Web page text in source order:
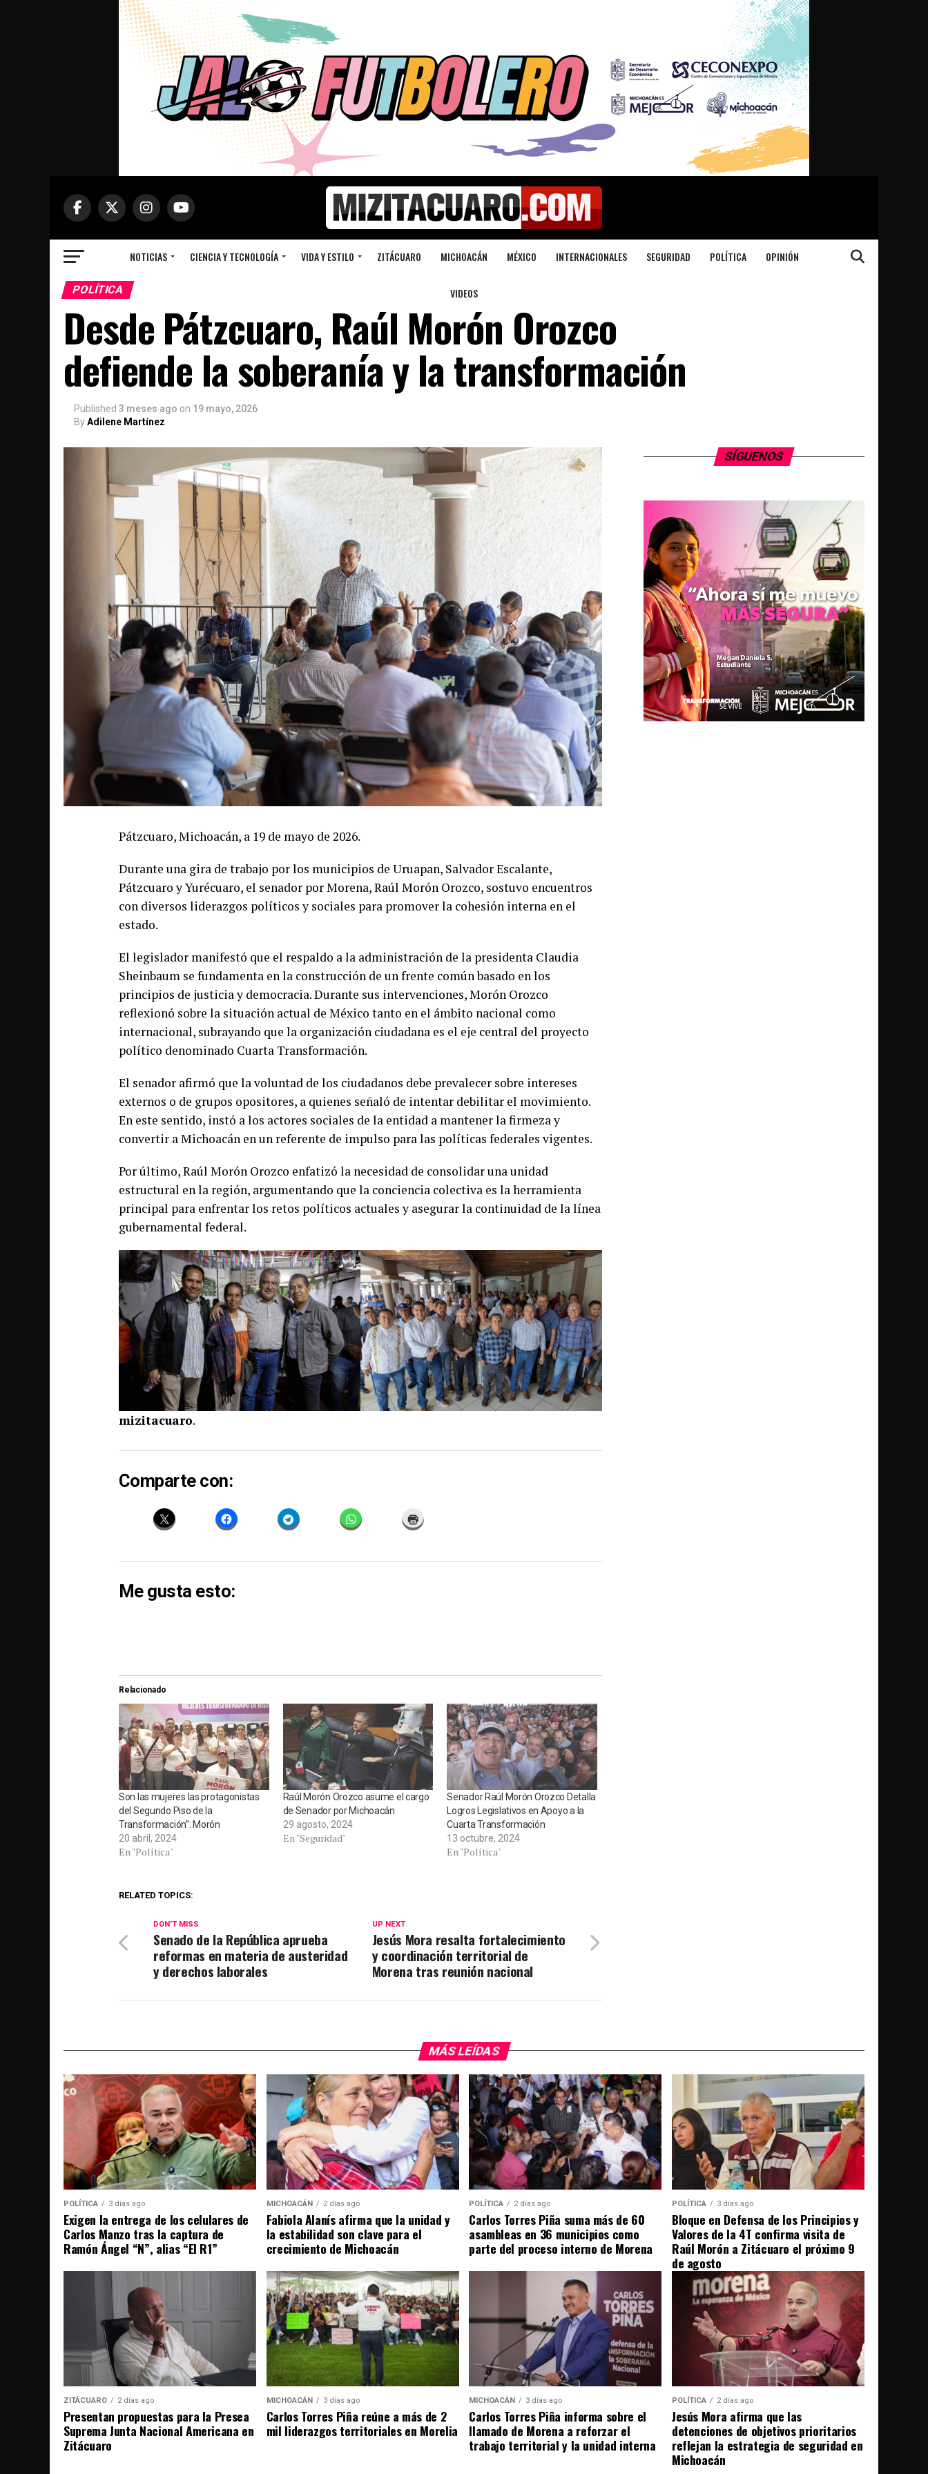
NOTICIAS CIENCIA Y TECNOLOGÍA VIDA Y ESTILO ZITÁCUARO MICHOACÁN MÉXICO INTERNACIONALES SEGURIDAD POLÍTICA OPINIÓN
VIDEOS
POLÍTICA
Desde Pátzcuaro, Raúl Morón Orozco
defiende la soberanía y la transformación
Published 3 meses ago on 19 mayo, 2026
ByAdilene Martínez
Pátzcuaro, Michoacán, a 19 de mayo de 2026.
Durante una gira de trabajo por los municipios de Uruapan, Salvador Escalante,
Pátzcuaro y Yurécuaro, el senador por Morena, Raúl Morón Orozco, sostuvo encuentros
con diversos liderazgos políticos y sociales para promover la cohesión interna en el
estado.
El legislador manifestó que el respaldo a la administración de la presidenta Claudia
Sheinbaum se fundamenta en la construcción de un frente común basado en los
principios de justicia y democracia. Durante sus intervenciones, Morón Orozco
reflexionó sobre la situación actual de México tanto en el ámbito nacional como
internacional, subrayando que la organización ciudadana es el eje central del proyecto
político denominado Cuarta Transformación.
El senador afirmó que la voluntad de los ciudadanos debe prevalecer sobre intereses
externos o de grupos opositores, a quienes señaló de intentar debilitar el movimiento.
En este sentido, instó a los actores sociales de la entidad a mantener la firmeza y
convertir a Michoacán en un referente de impulso para las políticas federales vigentes.
Por último, Raúl Morón Orozco enfatizó la necesidad de consolidar una unidad
estructural en la región, argumentando que la conciencia colectiva es la herramienta
principal para enfrentar los retos políticos actuales y asegurar la continuidad de la línea
gubernamental federal.
mizitacuaro.
Comparte con:
Me gusta esto:
Relacionado
Son las mujeres las protagonistas
del Segundo Piso de la
Transformación”: Morón
20 abril, 2024
En "Política"
Raúl Morón Orozco asume el cargo
de Senador por Michoacán
29 agosto, 2024
En "Seguridad"
Senador Raúl Morón Orozco Detalla
Logros Legislativos en Apoyo a la
Cuarta Transformación
13 octubre, 2024
En "Política"
RELATED TOPICS:
UP NEXT
Jesús Mora resalta fortalecimiento
y coordinación territorial de
Morena tras reunión nacional
DON'T MISS
Senado de la República aprueba
reformas en materia de austeridad
y derechos laborales
SÍGUENOS
MÁS LEÍDAS
POLÍTICA 3 días ago
Exigen la entrega de los celulares de
Carlos Manzo tras la captura de
Ramón Ángel “N”, alias “El R1”
MICHOACÁN 2 días ago
Fabiola Alanís afirma que la unidad y
la estabilidad son clave para el
crecimiento de Michoacán
POLÍTICA 2 días ago
Carlos Torres Piña suma más de 60
asambleas en 36 municipios como
parte del proceso interno de Morena
POLÍTICA 3 días ago
Bloque en Defensa de los Principios y
Valores de la 4T confirma visita de
Raúl Morón a Zitácuaro el próximo 9
de agosto
ZITÁCUARO 2 días ago
Presentan propuestas para la Presea
Suprema Junta Nacional Americana en
Zitácuaro
MICHOACÁN 3 días ago
Carlos Torres Piña reúne a más de 2
mil liderazgos territoriales en Morelia
MICHOACÁN 3 días ago
Carlos Torres Piña informa sobre el
llamado de Morena a reforzar el
trabajo territorial y la unidad interna
POLÍTICA 2 días ago
Jesús Mora afirma que las
detenciones de objetivos prioritarios
reflejan la estrategia de seguridad en
Michoacán